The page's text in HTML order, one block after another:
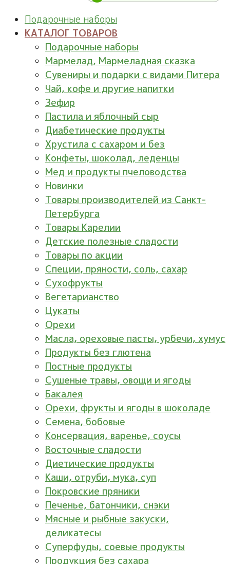
Подарочные наборы
КАТАЛОГ ТОВАРОВ
Подарочные наборы
Мармелад, Мармеладная сказка
Сувениры и подарки с видами Питера
Чай, кофе и другие напитки
Зефир
Пастила и яблочный сыр
Диабетические продукты
Хрустила с сахаром и без
Конфеты, шоколад, леденцы
Мед и продукты пчеловодства
Новинки
Товары производителей из Санкт-
Петербурга
Товары Карелии
Детские полезные сладости
Товары по акции
Специи, пряности, соль, сахар
Сухофрукты
Вегетарианство
Цукаты
Орехи
Масла, ореховые пасты, урбечи, хумус
Продукты без глютена
Постные продукты
Сушеные травы, овощи и ягоды
Бакалея
Орехи, фрукты и ягоды в шоколаде
Семена, бобовые
Консервация, варенье, соусы
Восточные сладости
Диетические продукты
Каши, отруби, мука, суп
Покровские пряники
Печенье, батончики, снэки
Мясные и рыбные закуски,
деликатесы
Суперфуды, соевые продукты
Продукция без сахара